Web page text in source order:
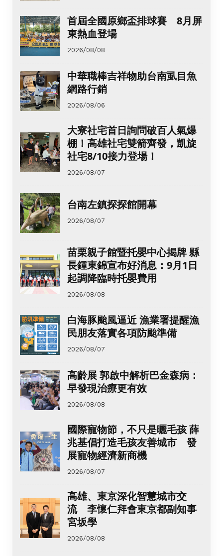
首屆全國原鄉盃排球賽 8月屏
東熱血登場
2026/08/08
中華職棒吉祥物助台南虱目魚
網路行銷
2026/08/06
大寮社宅首日詢問破百人氣爆
棚！高雄社宅雙箭齊發，凱旋
社宅8/10接力登場！
2026/08/07
台南左鎮探探館開幕
2026/08/07
苗栗親子館暨托嬰中心揭牌 縣
長鍾東錦宣布好消息：9月1日
起調降臨時托嬰費用
2026/08/08
白海豚颱風逼近 漁業署提醒漁
民朋友落實各項防颱準備
2026/08/07
高齡展 郭啟中解析巴金森病：
早發現治療更有效
2026/08/08
國際寵物節，不只是曬毛孩 薛
兆基倡打造毛孩友善城市 發
展寵物經濟新商機
2026/08/07
高雄、東京深化智慧城市交
流 李懷仁拜會東京都副知事
宮坂學
2026/08/08